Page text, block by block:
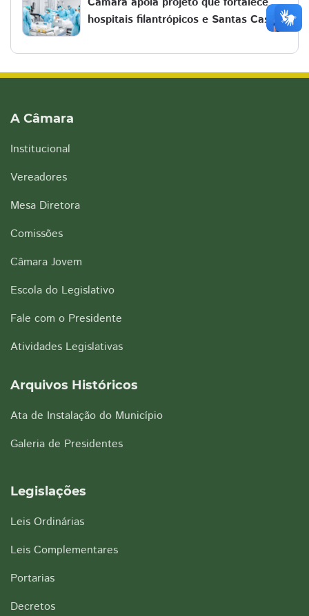
hospitais filantrópicos e Santas Casas
A Câmara
Institucional
Vereadores
Mesa Diretora
Comissões
Câmara Jovem
Escola do Legislativo
Fale com o Presidente
Atividades Legislativas
Arquivos Históricos
Ata de Instalação do Município
Galeria de Presidentes
Legislações
Leis Ordinárias
Leis Complementares
Portarias
Decretos